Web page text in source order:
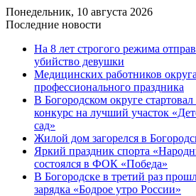
Понедельник, 10 августа 2026
Последние новости
На 8 лет строгого режима
убийство девушки
Медицинских работников
профессионального праздника
В Богородском округе
конкурс на лучший участок
сад»
Жилой дом загорелся в
Яркий праздник спорта
состоялся в ФОК «Победа»
В Богородске в третий раз
зарядка «Бодрое утро России»